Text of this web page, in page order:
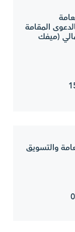
المقامة
(ميفك
والتسويق